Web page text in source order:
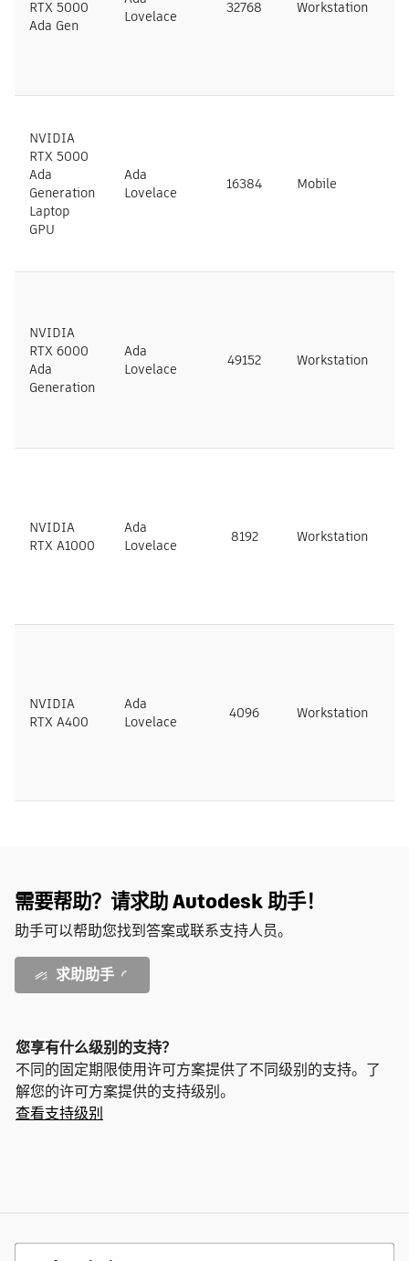
RTX 5000
Ada Gen
Lovelace
32768 Workstation
NVIDIA
RTX 5000
Ada
Generation
Laptop
GPU
Ada
Lovelace
16384 Mobile
NVIDIA
RTX 6000
Ada
Generation
Ada
Lovelace
49152 Workstation
NVIDIA
RTX A1000
Ada
Lovelace
8192 Workstation
NVIDIA
RTX A400
Ada
Lovelace
4096 Workstation
需要帮助？请求助 Autodesk 助手！
助手可以帮助您找到答案或联系支持人员。
求助助手
您享有什么级别的支持？
不同的固定期限使用许可方案提供了不同级别的支持。了
解您的许可方案提供的支持级别。
查看支持级别